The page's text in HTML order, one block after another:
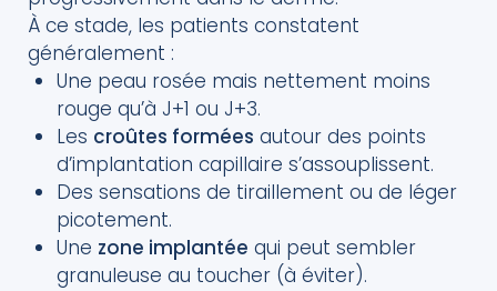
À ce stade, les patients constatent
généralement :
Une peau rosée mais nettement moins
rouge qu’à J+1 ou J+3.
Les croûtes formées autour des points
d’implantation capillaire s’assouplissent.
Des sensations de tiraillement ou de léger
picotement.
Une zone implantée qui peut sembler
granuleuse au toucher (à éviter).